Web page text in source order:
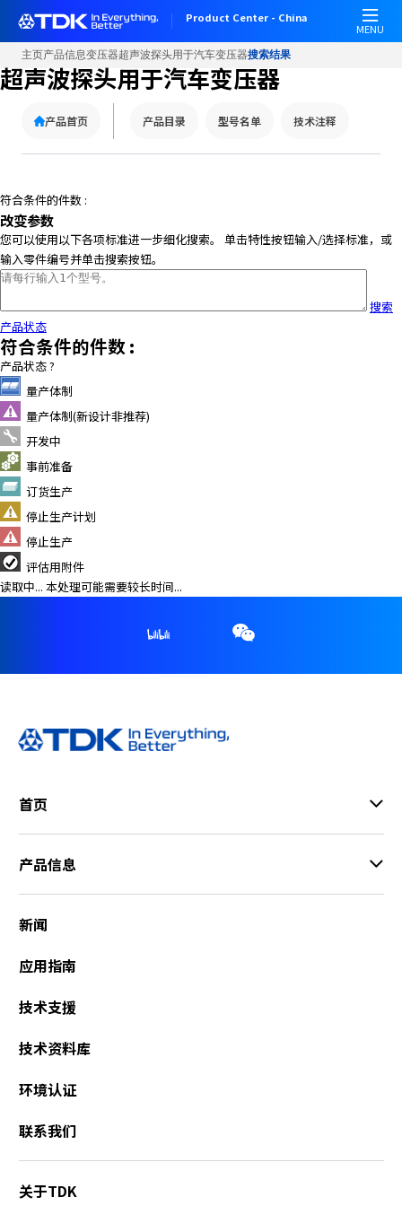
Product Center - China
MENU
主页产品信息变压器超声波探头用于汽车变压器搜索结果
超声波探头用于汽车变压器
产品首页 产品目录 型号名单 技术注释
符合条件的件数 :
改变参数
您可以使用以下各项标准进一步细化搜索。 单击特性按钮输入/选择标准，或
输入零件编号并单击搜索按钮。
搜索
产品状态
符合条件的件数 :
产品状态?
量产体制
量产体制(新设计非推荐)
开发中
事前准备
订货生产
停止生产计划
停止生产
评估用附件
读取中... 本处理可能需要较长时间...
首页
产品信息
新闻
应用指南
技术支援
技术资料库
环境认证
联系我们
关于TDK